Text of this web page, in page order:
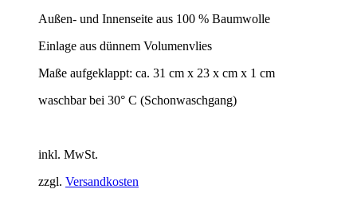
Außen- und Innenseite aus 100 % Baumwolle
Einlage aus dünnem Volumenvlies
Maße aufgeklappt: ca. 31 cm x 23 x cm x 1 cm
waschbar bei 30° C (Schonwaschgang)
inkl. MwSt.
zzgl. Versandkosten